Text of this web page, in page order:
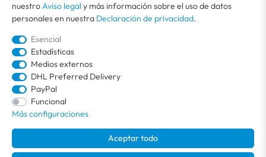
SOBRE VEGA
Todos los precios indicados incluyen el IVA y no incluyengastos de envío.
Envío gratuito dentro de Alemania.
© 2026 / Todos los derechos reservados /powered bycreateyourtemplate
nuestroAviso legal y más información sobre el uso de datos
personales en nuestra Declaración de privacidad.
Esencial
Estadísticas
Medios externos
DHL Preferred Delivery
PayPal
Funcional
Más configuraciones
Aceptar todo